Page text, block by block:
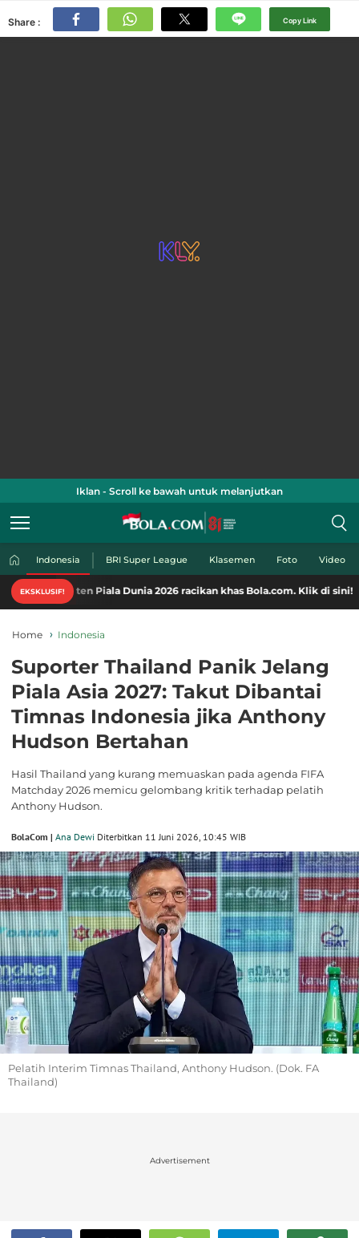
Share : Copy Link
Iklan - Scroll ke bawah untuk melanjutkan
Indonesia BRI Super League Klasemen Foto Video
EKSKLUSIF!
Piala Dunia 2026 racikan khas Bola.com. Klik di sini!
Home Indonesia
Suporter Thailand Panik Jelang
Piala Asia 2027: Takut Dibantai
Timnas Indonesia jika Anthony
Hudson Bertahan
Hasil Thailand yang kurang memuaskan pada agenda FIFA
Matchday 2026 memicu gelombang kritik terhadap pelatih
Anthony Hudson.
BolaCom | Ana Dewi Diterbitkan 11 Juni 2026, 10:45 WIB
Pelatih Interim Timnas Thailand, Anthony Hudson. (Dok. FA
Thailand)
Advertisement